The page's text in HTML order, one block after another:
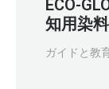
ECO-
知用染
ガイドと教